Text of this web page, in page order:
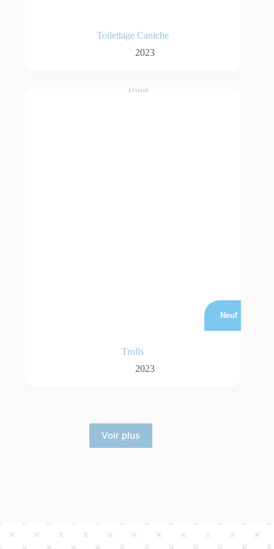
Toilettage Caniche
2023
Neuf
Trolls
2023
Voir plus